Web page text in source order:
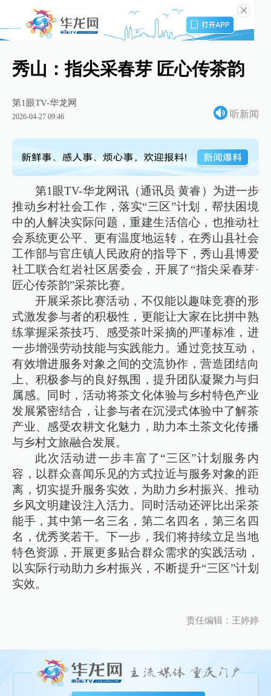
秀山：指尖采春芽 匠心传茶韵
第1眼TV-华龙网
2026-04-27 09:46 听新闻
第1眼TV-华龙网讯（通讯员 黄睿）为进一步
推动乡村社会工作，落实“三区”计划，帮扶困境
中的人解决实际问题，重建生活信心，也推动社
会系统更公平、更有温度地运转，在秀山县社会
工作部与官庄镇人民政府的指导下，秀山县博爱
社工联合红岩社区居委会，开展了“指尖采春芽·
匠心传茶韵”采茶比赛。
开展采茶比赛活动，不仅能以趣味竞赛的形
式激发参与者的积极性，更能让大家在比拼中熟
练掌握采茶技巧、感受茶叶采摘的严谨标准，进
一步增强劳动技能与实践能力。通过竞技互动，
有效增进服务对象之间的交流协作，营造团结向
上、积极参与的良好氛围，提升团队凝聚力与归
属感。同时，活动将茶文化体验与乡村特色产业
发展紧密结合，让参与者在沉浸式体验中了解茶
产业、感受农耕文化魅力，助力本土茶文化传播
与乡村文旅融合发展。
此次活动进一步丰富了“三区”计划服务内
容，以群众喜闻乐见的方式拉近与服务对象的距
离，切实提升服务实效，为助力乡村振兴、推动
乡风文明建设注入活力。同时活动还评比出采茶
能手，其中第一名三名，第二名四名，第三名四
名，优秀奖若干。下一步，我们将持续立足当地
特色资源，开展更多贴合群众需求的实践活动，
以实际行动助力乡村振兴，不断提升“三区”计划
实效。
责任编辑：王婷婷